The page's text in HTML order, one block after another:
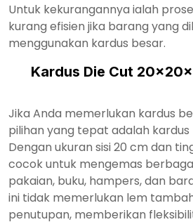
Untuk kekurangannya ialah
kurang efisien jika barang yang
menggunakan kardus besar.
Kardus Die Cut
Jika Anda memerlukan kardus
pilihan yang tepat adalah kardus
Dengan ukuran sisi 20 cm dan
cocok untuk mengemas
pakaian, buku, hampers, dan
ini tidak memerlukan lem
penutupan, memberikan